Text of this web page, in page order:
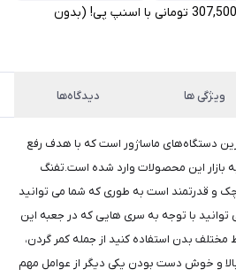
4 قسط ماهانه 307,500 تومانی با اسنپ ‌پی! (بدون
ویژگی ها دیدگاه‌ها
دستگاه‌های ماساژور است که با هدف رفع
بازار این محصولات وارد شده است.تفنگ
و قدرتمند است به طوری که شما می توانید
توانید با توجه به سری هایی که در جعبه این
مختلف بدن استفاده کنید از جمله کمر گردن،
و خوش دست بودن یکی دیگر از عوامل مهم